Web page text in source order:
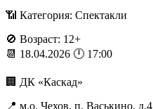
📶 Категория: Спектакли
🚫 Возраст: 12+
📆 18.04.2026 🕛 17:00
🏢 ДК «Каскад»
📍 м.о. Чехов, п. Васькино, д.4